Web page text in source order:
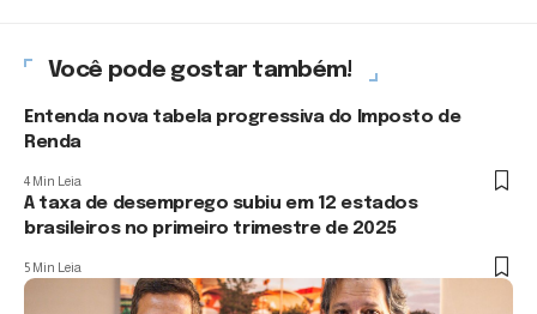
Você pode gostar também!
Entenda nova tabela progressiva do Imposto de
Renda
4 Min Leia
A taxa de desemprego subiu em 12 estados
brasileiros no primeiro trimestre de 2025
5 Min Leia